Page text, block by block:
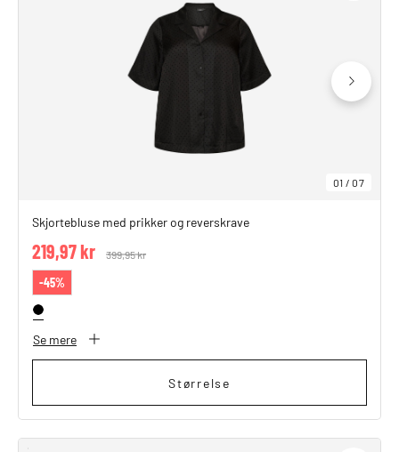
01 /07
Skjortebluse med prikker og reverskrave
Price reduced from
399,95 kr
219,97 kr
-45%
Se mere
Størrelse